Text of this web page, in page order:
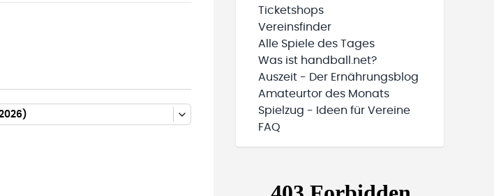
Ticketshops
Vereinsfinder
Alle Spiele des Tages
Was ist handball.net?
Auszeit - Der Ernährungsblog
Amateurtor des Monats
Spielzug - Ideen für Vereine
FAQ